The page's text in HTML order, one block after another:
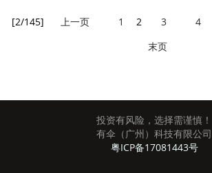
[2/145] 上一页 1 2 3 4
末页
投资有风险，选择需谨慎！
有伞（广州）科技有限公司
粤ICP备17081443号